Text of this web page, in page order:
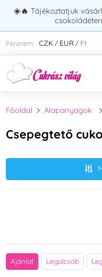
☀️🔥 Tájékoztatjuk
Pénznem: CZK / EUR / Ft
Adja meg a
Főoldal Alapanyagok
Csepegtető
Ajánlat Legolcsób